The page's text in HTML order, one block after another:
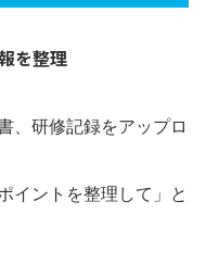
を整理
、研修記録をアップロ
イントを整理して」と